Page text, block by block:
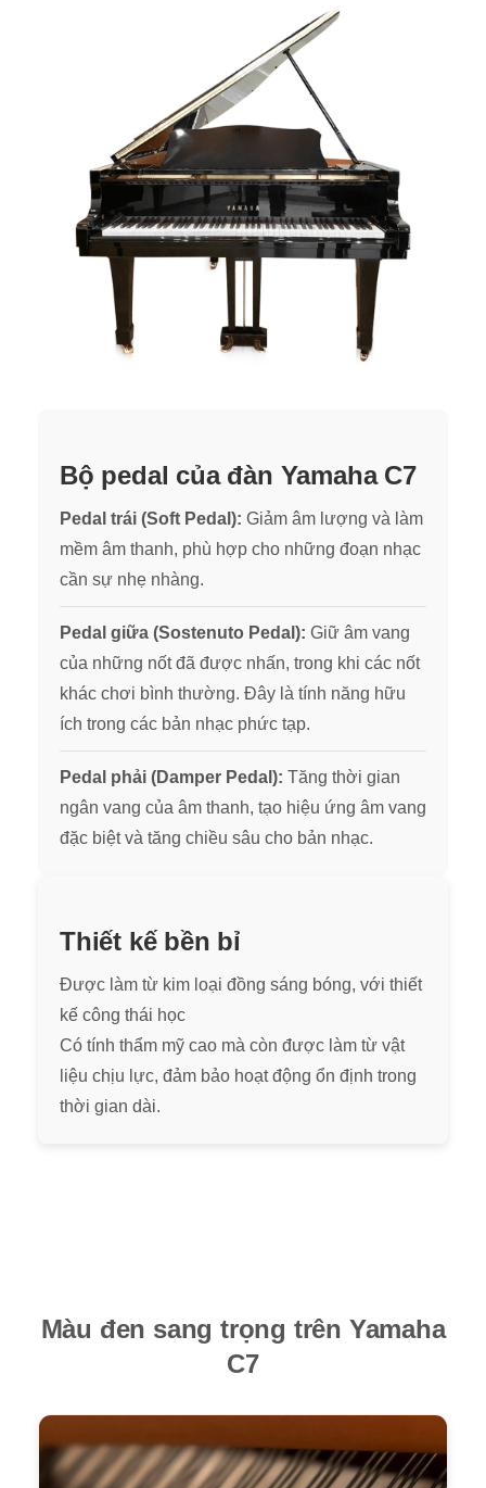
Bộ pedal của đàn Yamaha C7
Pedal trái (Soft Pedal): Giảm âm lượng và làm
mềm âm thanh, phù hợp cho những đoạn nhạc
cần sự nhẹ nhàng.
Pedal giữa (Sostenuto Pedal): Giữ âm vang
của những nốt đã được nhấn, trong khi các nốt
khác chơi bình thường. Đây là tính năng hữu
ích trong các bản nhạc phức tạp.
Pedal phải (Damper Pedal): Tăng thời gian
ngân vang của âm thanh, tạo hiệu ứng âm vang
đặc biệt và tăng chiều sâu cho bản nhạc.
Thiết kế bền bỉ
Được làm từ kim loại đồng sáng bóng, với thiết
kế công thái học
Có tính thẩm mỹ cao mà còn được làm từ vật
liệu chịu lực, đảm bảo hoạt động ổn định trong
thời gian dài.
Màu đen sang trọng trên Yamaha
C7